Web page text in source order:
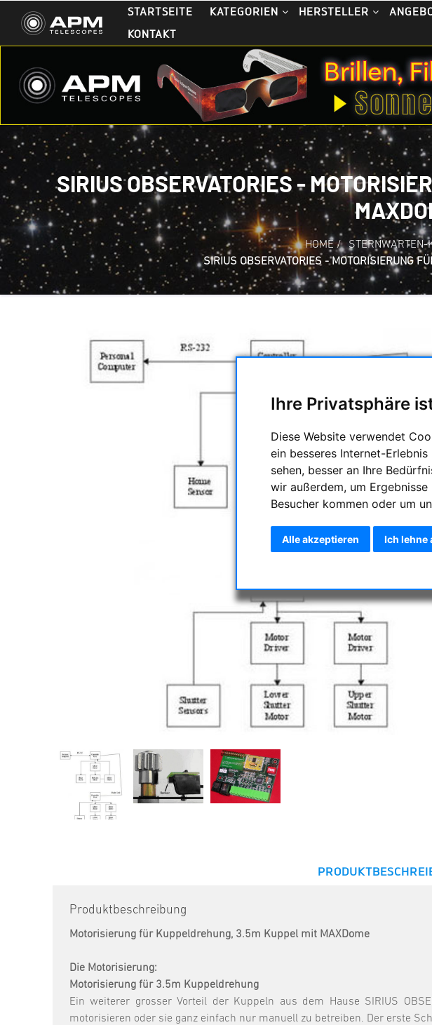
Ihre Privatsphäre
Diese Website verwendet
ein besseres Internet-
sehen, besser an Ihre
wir außerdem, um
Besucher kommen oder um
Alle akzeptieren Ich lehne
STARTSEITE KATEGORIEN HERSTELLER
KONTAKT
SIRIUS OBSERVATORIES -
HOME / STERNWARTEN-
SIRIUS OBSERVATORIES - MOTORISIERUNG
Produktbeschreibung
Motorisierung für Kuppeldrehung, 3.5m Kuppel mit MAXDome
Die Motorisierung:
Motorisierung für 3.5m Kuppeldrehung
Ein weiterer grosser Vorteil der Kuppeln aus dem Hause SIRIUS
motorisieren oder sie ganz einfach nur manuell zu betreiben. Der erste